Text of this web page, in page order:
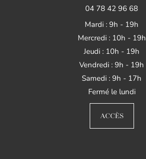
04 78 42 96 68
Mardi : 9h - 19h
Mercredi : 10h - 19h
Jeudi : 10h - 19h
Vendredi : 9h - 19h
Samedi : 9h - 17h
Fermé le lundi
ACCÈS